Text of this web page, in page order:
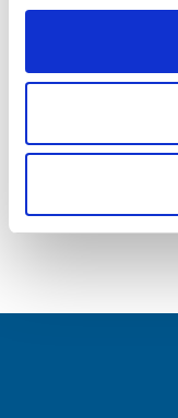
Rope
Hiidenkirnuntie,